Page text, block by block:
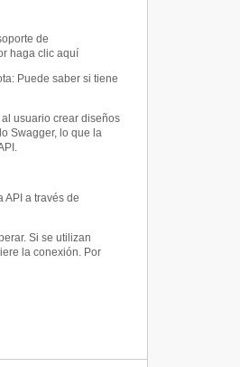
de
haga clic aquí
Puede saber si tiene
usuario crear diseños
Swagger, lo que la
API a través de
Si se utilizan
la conexión. Por